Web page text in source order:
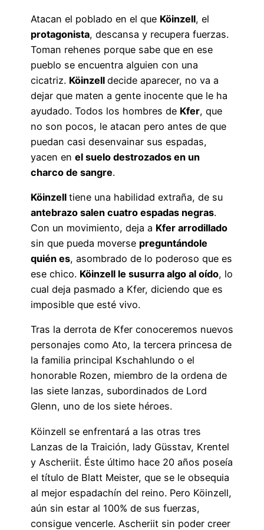
Atacan el poblado en el que Köinzell, el
protagonista, descansa y recupera fuerzas.
Toman rehenes porque sabe que en ese
pueblo se encuentra alguien con una
cicatriz. Köinzell decide aparecer, no va a
dejar que maten a gente inocente que le ha
ayudado. Todos los hombres de Kfer, que
no son pocos, le atacan pero antes de que
puedan casi desenvainar sus espadas,
yacen en el suelo destrozados en un
charco de sangre.
Köinzell tiene una habilidad extraña, de su
antebrazo salen cuatro espadas negras.
Con un movimiento, deja a Kfer arrodillado
sin que pueda moverse preguntándole
quién es, asombrado de lo poderoso que es
ese chico. Köinzell le susurra algo al oído, lo
cual deja pasmado a Kfer, diciendo que es
imposible que esté vivo.
Tras la derrota de Kfer conoceremos nuevos
personajes como Ato, la tercera princesa de
la familia principal Kschahlundo o el
honorable Rozen, miembro de la ordena de
las siete lanzas, subordinados de Lord
Glenn, uno de los siete héroes.
Köinzell se enfrentará a las otras tres
Lanzas de la Traición, lady Güsstav, Krentel
y Ascheriit. Éste último hace 20 años poseía
el título de Blatt Meister, que se le obsequia
al mejor espadachín del reino. Pero Köinzell,
aún sin estar al 100% de sus fuerzas,
consigue vencerle. Ascheriit sin poder creer